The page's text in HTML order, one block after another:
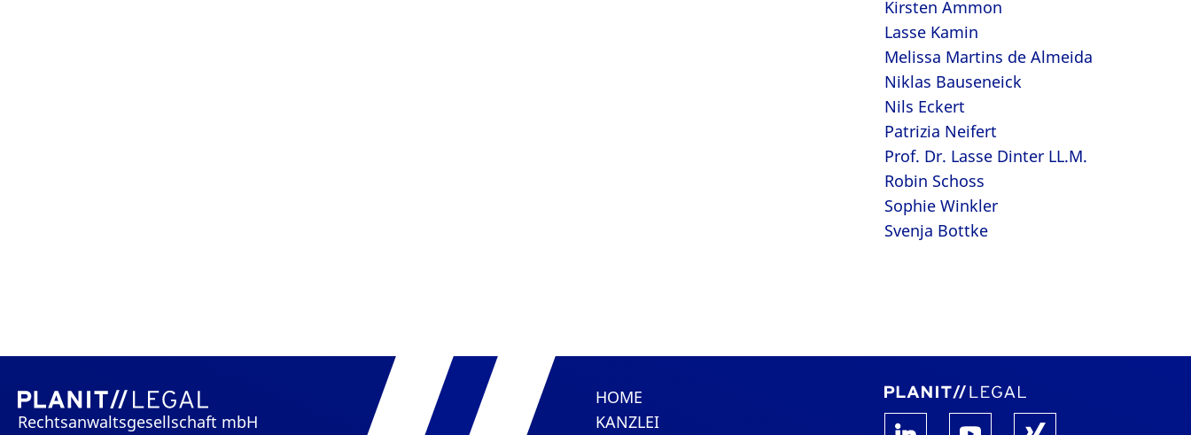
Kirsten Ammon
Lasse Kamin
Melissa Martins de Almeida
Niklas Bauseneick
Nils Eckert
Patrizia Neifert
Prof. Dr. Lasse Dinter LL.M.
Robin Schoss
Sophie Winkler
Svenja Bottke
Rechtsanwaltsgesellschaft mbH
HOME
KANZLEI